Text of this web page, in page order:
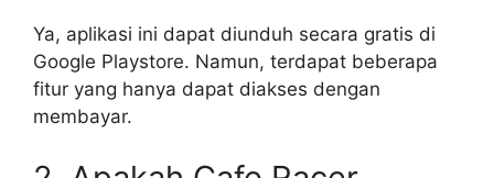
Ya, aplikasi ini dapat diunduh secara gratis di
Google Playstore. Namun, terdapat beberapa
fitur yang hanya dapat diakses dengan
membayar.